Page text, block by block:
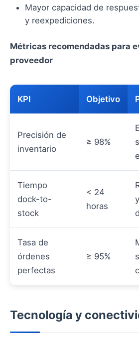
Mayor capacidad de
y reexpediciones.
Métricas recomendadas para
proveedor
KPI Objetivo
Precisión de
inventario
≥ 98%
Tiempo
dock-to-
stock
< 24
horas
Tasa de
órdenes
perfectas
≥ 95%
Tecnología y